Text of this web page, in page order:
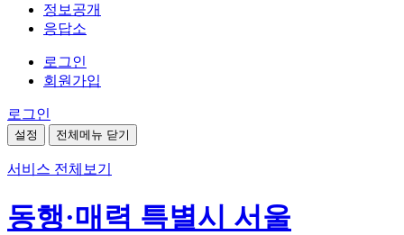
정보공개
응답소
로그인
회원가입
로그인
설정 전체메뉴 닫기
서비스 전체보기
동행·매력 특별시 서울